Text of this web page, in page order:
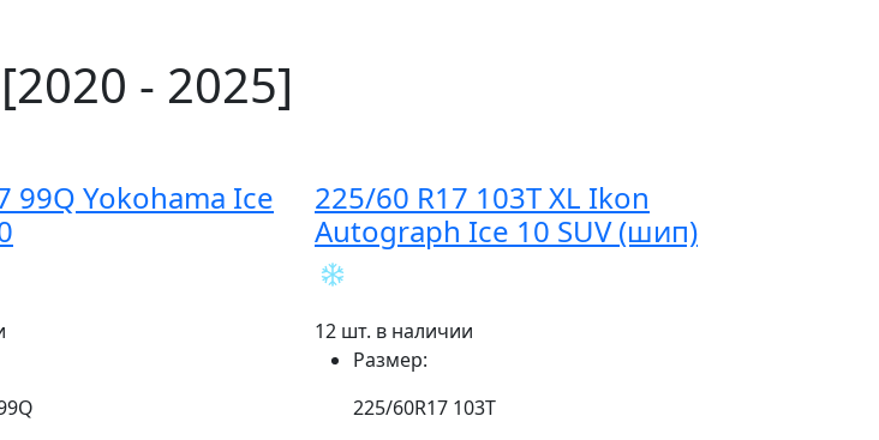
- 2025]
99Q Yokohama Ice
225/60 R17 103T XL Ikon
Autograph Ice 10 SUV (шип)
12 шт. в наличии
Размер:
225/60R17 103T